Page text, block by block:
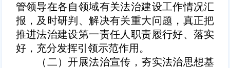
管领导在各自领域有关法治建设工作情况汇
报，及时研判、解决有关重大问题，真正把
推进法治建设第一责任人职责履行好、落实
好，充分发挥引领示范作用。
（二）开展法治宣传，夯实法治思想基